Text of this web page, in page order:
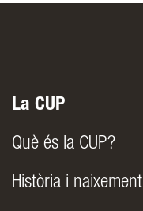
La CUP
Què és la CUP?
Història i naixement